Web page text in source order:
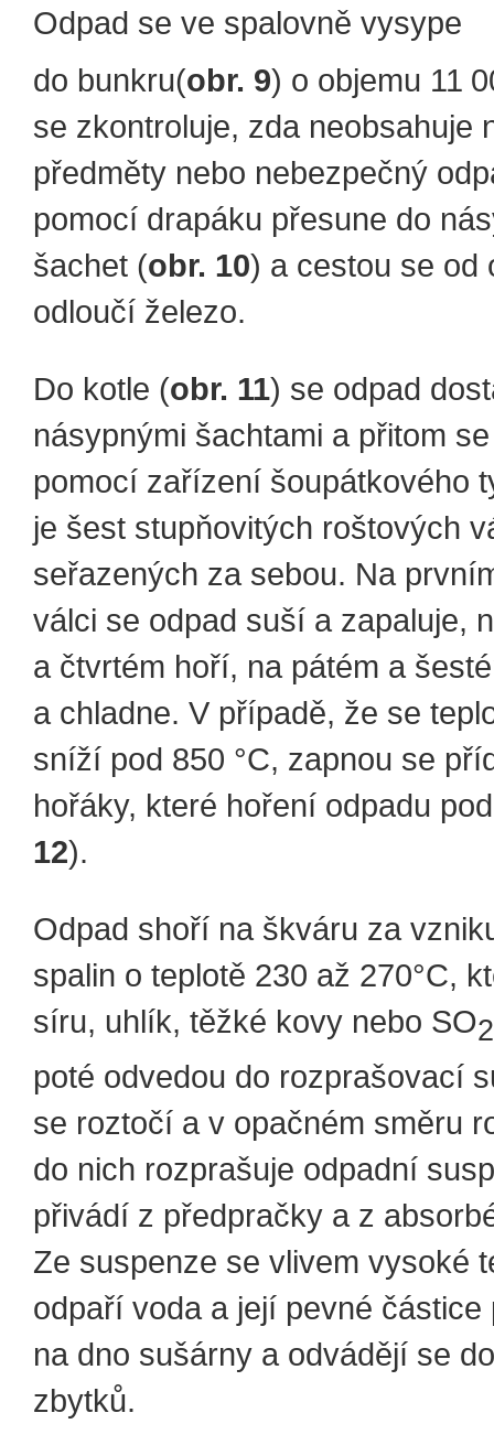
Odpad se ve spalovně vysype
do bunkru(obr. 9) o objemu 11
se zkontroluje, zda neobsahuje
předměty nebo nebezpečný
pomocí drapáku přesune do
šachet (obr. 10) a cestou se od
odloučí železo.
Do kotle (obr. 11) se odpad
násypnými šachtami a přitom
pomocí zařízení šoupátkového
je šest stupňovitých roštových
seřazených za sebou. Na
válci se odpad suší a zapaluje,
a čtvrtém hoří, na pátém a
a chladne. V případě, že se
sníží pod 850 °C, zapnou se
hořáky, které hoření odpadu
12).
Odpad shoří na škváru za
spalin o teplotě 230 až 270°C,
síru, uhlík, těžké kovy nebo SO2
poté odvedou do rozprašovací
se roztočí a v opačném směru
do nich rozprašuje odpadní
přivádí z předpračky a z
Ze suspenze se vlivem vysoké
odpaří voda a její pevné částice
na dno sušárny a odvádějí se
zbytků.